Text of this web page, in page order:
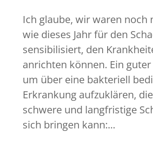
Ich glaube, wir waren noch
wie dieses Jahr für den
sensibilisiert, den
anrichten können. Ein
um über eine bakteriell
Erkrankung aufzuklären,
schwere und langfristige
sich bringen kann:...